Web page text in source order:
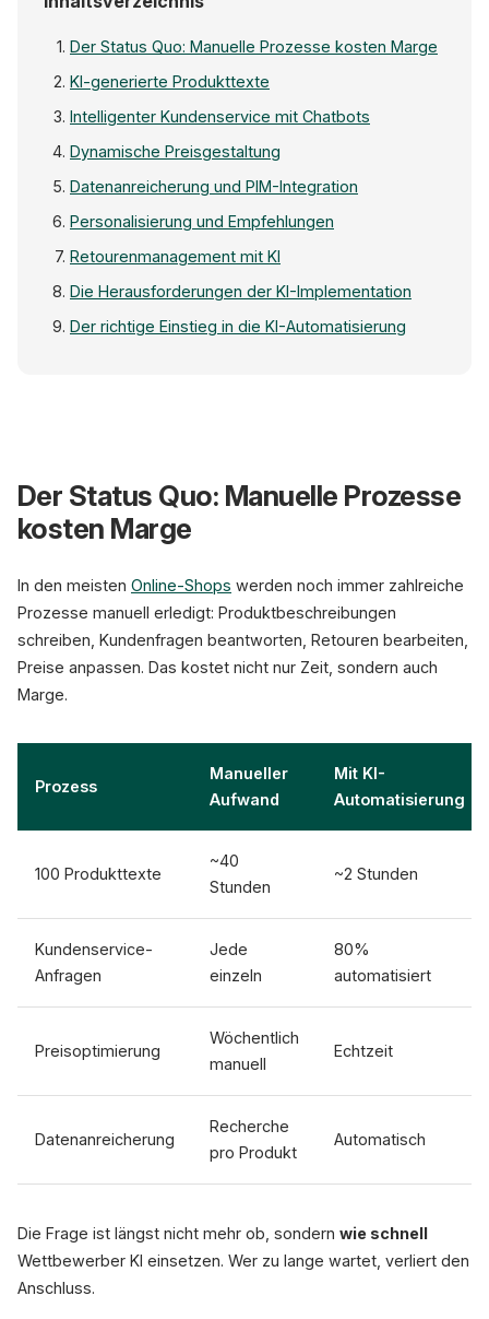
Der Status Quo: Manuelle Prozesse kosten Marge
KI-generierte Produkttexte
Intelligenter Kundenservice mit Chatbots
Dynamische Preisgestaltung
Datenanreicherung und PIM-Integration
Personalisierung und Empfehlungen
Retourenmanagement mit KI
Die Herausforderungen der KI-Implementation
Der richtige Einstieg in die KI-Automatisierung
AI Engine
Der Status Quo: Manuelle Prozesse
kosten Marge
In den meisten Online-Shops werden noch immer zahlreiche
Prozesse manuell erledigt: Produktbeschreibungen
schreiben, Kundenfragen beantworten, Retouren bearbeiten,
Preise anpassen. Das kostet nicht nur Zeit, sondern auch
Marge.
Prozess
Manueller
Aufwand
Mit KI-
Automatisierung
100 Produkttexte
~40
Stunden
~2 Stunden
Kundenservice-
Anfragen
Jede
einzeln
80%
automatisiert
Preisoptimierung
Wöchentlich
manuell
Echtzeit
Datenanreicherung
Recherche
pro Produkt
Automatisch
Die Frage ist längst nicht mehr ob, sondern wie schnell
Wettbewerber KI einsetzen. Wer zu lange wartet, verliert den
Anschluss.